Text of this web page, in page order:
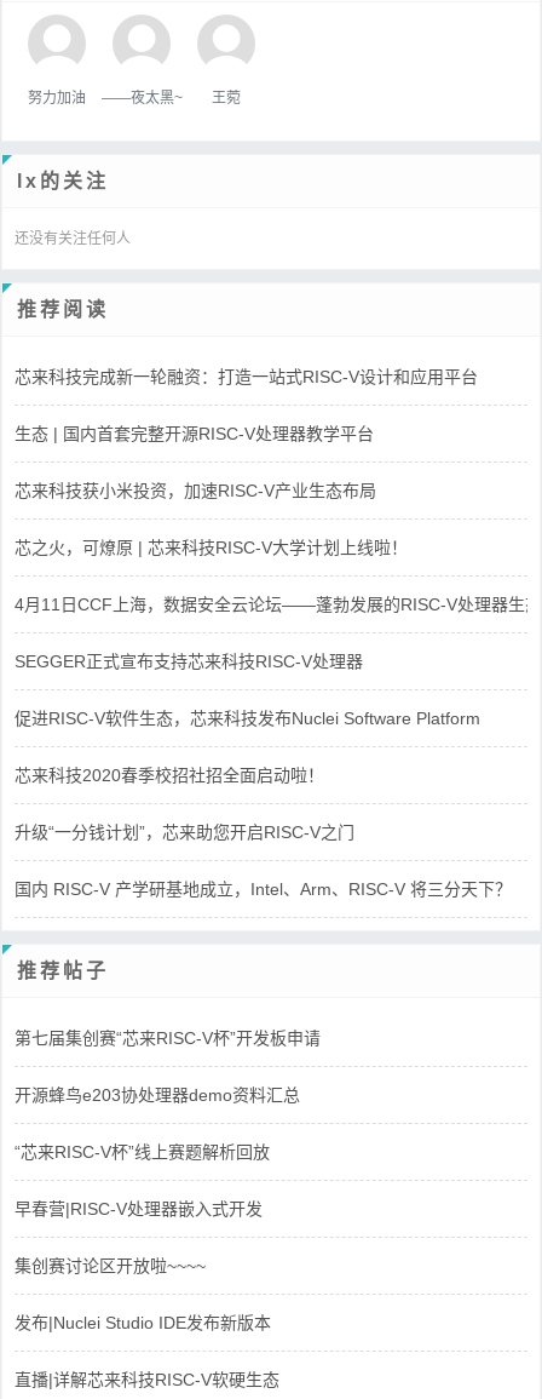
努力加油 ——夜太黑~ 王菀
lx的关注
还没有关注任何人
推荐阅读
芯来科技完成新一轮融资：打造一站式RISC-V设计和应用平台
生态 | 国内首套完整开源RISC-V处理器教学平台
芯来科技获小米投资，加速RISC-V产业生态布局
芯之火，可燎原 | 芯来科技RISC-V大学计划上线啦！
4月11日CCF上海，数据安全云论坛——蓬勃发展的RISC-V处理器生态
SEGGER正式宣布支持芯来科技RISC-V处理器
促进RISC-V软件生态，芯来科技发布Nuclei Software Platform
芯来科技2020春季校招社招全面启动啦！
升级“一分钱计划”，芯来助您开启RISC-V之门
国内 RISC-V 产学研基地成立，Intel、Arm、RISC-V 将三分天下？
推荐帖子
第七届集创赛“芯来RISC-V杯”开发板申请
开源蜂鸟e203协处理器demo资料汇总
“芯来RISC-V杯”线上赛题解析回放
早春营|RISC-V处理器嵌入式开发
集创赛讨论区开放啦~~~~
发布|Nuclei Studio IDE发布新版本
直播|详解芯来科技RISC-V软硬生态